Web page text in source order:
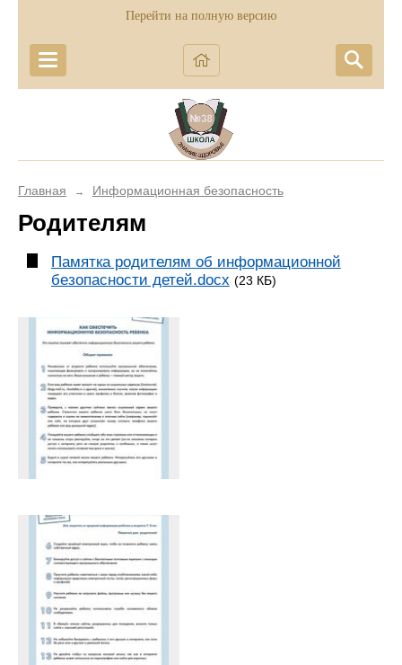
Перейти на полную версию
Главная → Информационная безопасность
Родителям
Памятка родителям об информационной
безопасности детей.docx (23 КБ)